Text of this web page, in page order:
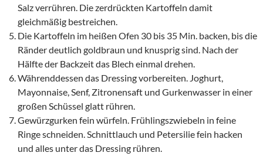
Salz verrühren. Die zerdrückten Kartoffeln damit
gleichmäßig bestreichen.
Die Kartoffeln im heißen Ofen 30 bis 35 Min. backen, bis die
Ränder deutlich goldbraun und knusprig sind. Nach der
Hälfte der Backzeit das Blech einmal drehen.
Währenddessen das Dressing vorbereiten. Joghurt,
Mayonnaise, Senf, Zitronensaft und Gurkenwasser in einer
großen Schüssel glatt rühren.
Gewürzgurken fein würfeln. Frühlingszwiebeln in feine
Ringe schneiden. Schnittlauch und Petersilie fein hacken
und alles unter das Dressing rühren.